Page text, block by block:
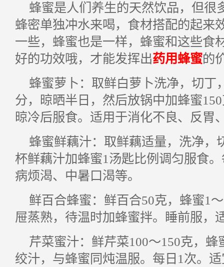
蜂蜜是人们养生的天然饮品，但很
蜂密单独冲水来喝，食材搭配的起来
一些，蜂蜜也是一样，蜂蜜和这些食
好的功效哦，才能发挥出药用蜂蜜的
蜂蜜萝卜：取鲜白萝卜洗净，切丁
分，晾晒半日，然后放锅中加蜂蜜
晾冷后服食。适用于消化不良、反胃
蜂蜜鲜藕汁：取鲜藕适量，洗净，
杯鲜藕汁加蜂蜜1汤匙比例调匀服食
病烦渴、中暑口渴等。
鲜百合蜂蜜：鲜百合50克，蜂蜜1
屉蒸熟，待温时加蜂蜜拌。睡前服，
芹菜蜜汁：鲜芹菜100～150克，
绞汁，与蜂蜜同炖温服。每日1次。